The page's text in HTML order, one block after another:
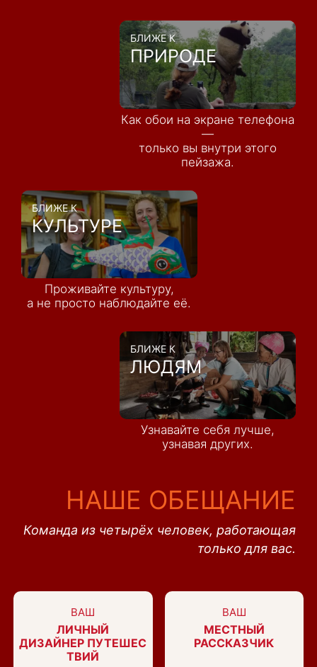
БЛИЖЕ К
ПРИРОДЕ
Как обои на экране телефона
—
только вы внутри этого
пейзажа.
БЛИЖЕ К
КУЛЬТУРЕ
Проживайте культуру,
а не просто наблюдайте её.
БЛИЖЕ К
ЛЮДЯМ
Узнавайте себя лучше,
узнавая других.
НАШЕ ОБЕЩАНИЕ
Команда из четырёх человек, работающая
только для вас.
ВАШ
ЛИЧНЫЙ
ДИЗАЙНЕР ПУТЕШЕС
ТВИЙ
ВАШ
МЕСТНЫЙ
РАССКАЗЧИК